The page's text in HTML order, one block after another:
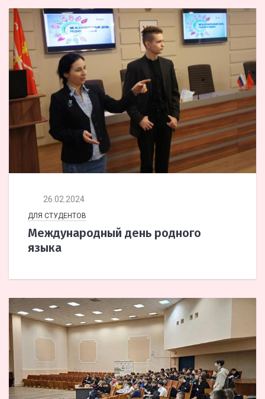
26.02.2024
ДЛЯ СТУДЕНТОВ
Международный день родного
языка